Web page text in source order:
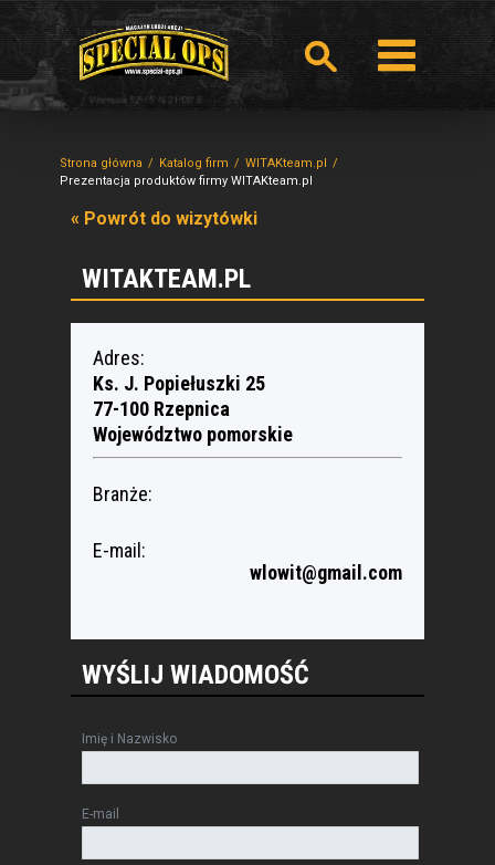
Strona główna Katalog firm
WITAKteam.pl
Prezentacja produktów firmy WITAKteam.pl
« Powrót do wizytówki
WITAKTEAM.PL
Adres:
Ks. J. Popiełuszki 25
77-100 Rzepnica
Województwo pomorskie
Branże:
E-mail:
wlowit@gmail.com
WYŚLIJ WIADOMOŚĆ
Imię i Nazwisko
E-mail